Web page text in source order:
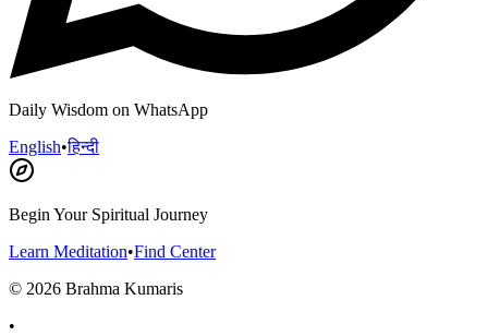
Daily Wisdom on WhatsApp
English•हिन्दी
Begin Your Spiritual Journey
Learn Meditation•Find Center
© 2026 Brahma Kumaris
•